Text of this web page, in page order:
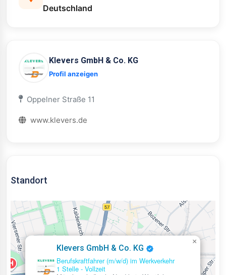
Deutschland
Klevers GmbH & Co. KG
Profil anzeigen
Oppelner Straße 11
www.klevers.de
Standort
Klevers GmbH & Co. KG
Berufskraftfahrer (m/w/d) im Werkverkehr
1 Stelle - Vollzeit
×